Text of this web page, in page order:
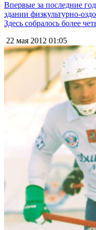
Впервые за последние
здании физкультурно-
Здесь собралось более
22 мая 2012 01:05